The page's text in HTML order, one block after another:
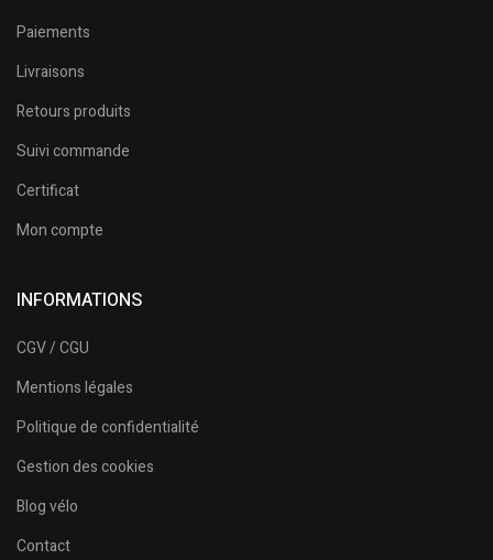
Paiements
Livraisons
Retours produits
Suivi commande
Certificat
Mon compte
INFORMATIONS
CGV / CGU
Mentions légales
Politique de confidentialité
Gestion des cookies
Blog vélo
Contact